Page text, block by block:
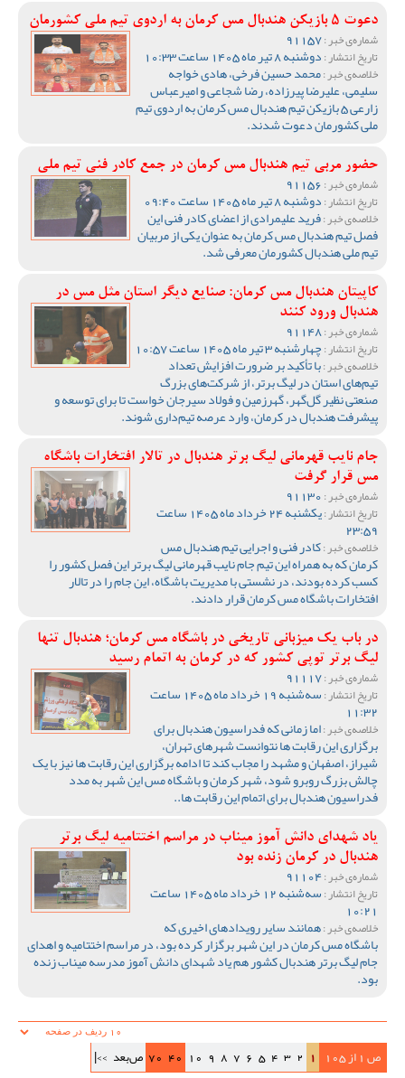
دعوت 5 بازیکن هندبال مس کرمان به اردوی تیم ملی کشورمان
شماره‌ی خبر :
تاریخ انتشار :دوشنبه 8 تیر ماه 1405 ساعت 10:33
خلاصه‌ی خبر :محمد حسین فرخی، هادی خواجه
سلیمی، علیرضا پیرزاده، رضا شجاعی و امیرعباس
زارعی 5 بازیکن تیم هندبال مس کرمان به اردوی تیم
ملی کشورمان دعوت شدند.
حضور مربی تیم هندبال مس کرمان در جمع کادر فنی تیم ملی
شماره‌ی خبر :
تاریخ انتشار :دوشنبه 8 تیر ماه 1405 ساعت 09:40
خلاصه‌ی خبر :فرید علیمرادی از اعضای کادر فنی این
فصل تیم هندبال مس کرمان به عنوان یکی از مربیان
تیم ملی هندبال کشورمان معرفی شد.
کاپیتان هندبال مس کرمان: صنایع دیگر استان مثل مس در
هندبال ورود کنند
شماره‌ی خبر :
تاریخ انتشار :چهارشنبه 3 تیر ماه 1405 ساعت 10:57
خلاصه‌ی خبر :با تأکید بر ضرورت افزایش تعداد
تیم‌های استان در لیگ برتر، از شرکت‌های بزرگ
صنعتی نظیر گل‌گهر، گهرزمین و فولاد سیرجان خواست تا برای توسعه و
پیشرفت هندبال در کرمان، وارد عرصه تیم‌داری شوند.
جام نایب قهرمانی لیگ برتر هندبال در تالار افتخارات باشگاه
مس قرار گرفت
شماره‌ی خبر :
تاریخ انتشار : یکشنبه 24 خرداد ماه 1405 ساعت
23:59
خلاصه‌ی خبر :کادر فنی و اجرایی تیم هندبال مس
کرمان که به همراه این تیم جام نایب قهرمانی لیگ برتر این فصل کشور را
کسب کرده بودند، در نشستی با مدیریت باشگاه، این جام را در تالار
افتخارات باشگاه مس کرمان قرار دادند.
در باب یک میزبانی تاریخی در باشگاه مس کرمان؛ هندبال تنها
لیگ برتر توپی کشور که در کرمان به اتمام رسید
شماره‌ی خبر :
تاریخ انتشار : سه‌شنبه 19 خرداد ماه 1405 ساعت
11:32
خلاصه‌ی خبر :اما زمانی که فدراسیون هندبال برای
برگزاری این رقابت ها نتوانست شهرهای تهران،
شیراز، اصفهان و مشهد را مجاب کند تا ادامه برگزاری این رقابت ها نیز با یک
چالش بزرگ روبرو شود، شهر کرمان و باشگاه مس این شهر به مدد
فدراسیون هندبال برای اتمام این رقابت ها..
یاد شهدای دانش آموز میناب در مراسم اختتامیه لیگ برتر
هندبال در کرمان زنده بود
شماره‌ی خبر :
تاریخ انتشار : سه‌شنبه 12 خرداد ماه 1405 ساعت
10:21
خلاصه‌ی خبر :همانند سایر رویدادهای اخیری که
باشگاه مس کرمان در این شهر برگزار کرده بود، در مراسم اختتامیه و اهدای
جام لیگ برتر هندبال کشور هم یاد شهدای دانش آموز مدرسه میناب زنده
بود.
ص 1 از 105 1
2
3
4
5
6
7
8
9
10
40
70 ص‌بعد >>|